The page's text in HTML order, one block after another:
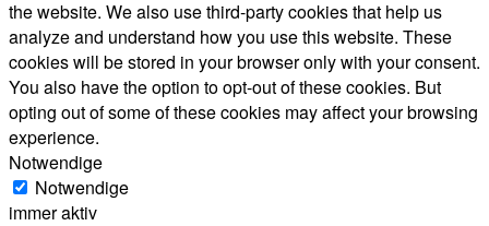
the website. We also use third-party cookies that help us
analyze and understand how you use this website. These
cookies will be stored in your browser only with your consent.
You also have the option to opt-out of these cookies. But
opting out of some of these cookies may affect your browsing
experience.
Notwendige
Notwendige
immer aktiv